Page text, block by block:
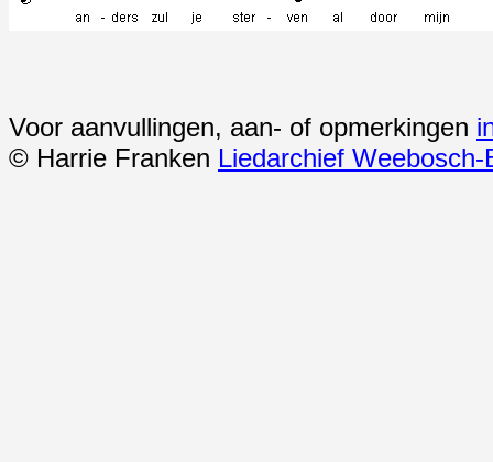
Voor aanvullingen, aan- of opmerkingen
© Harrie Franken Liedarchief Weebosch-